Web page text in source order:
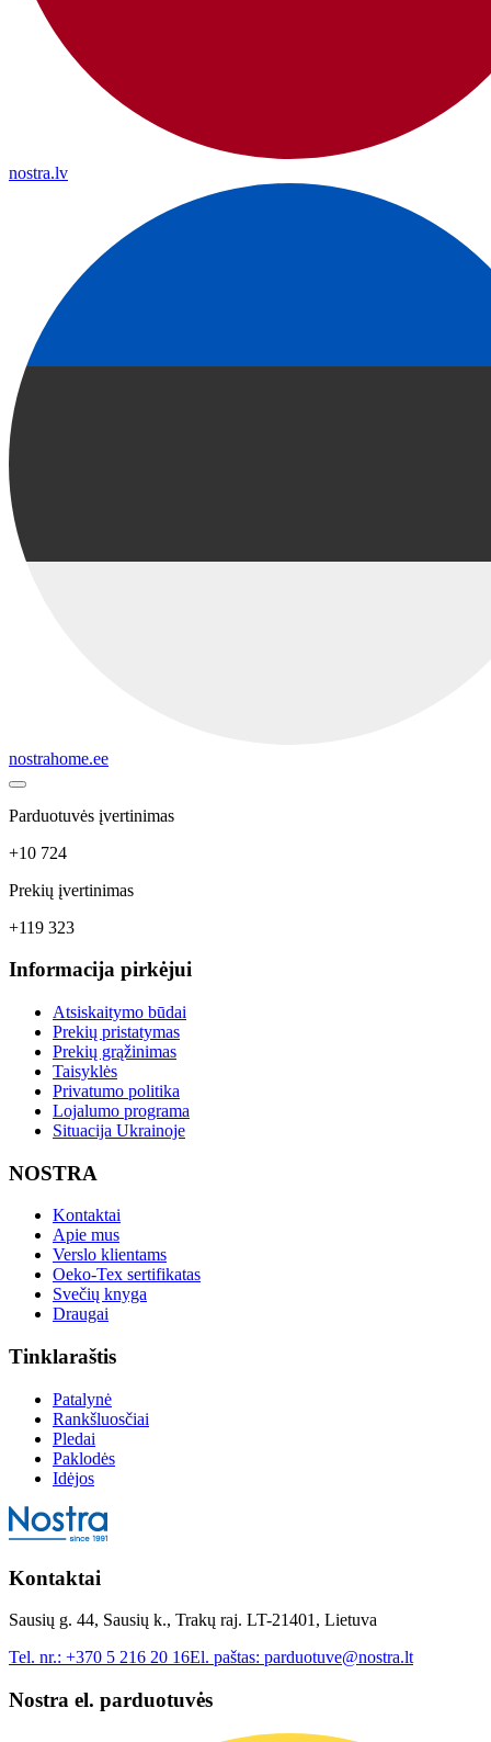
nostra.lv
nostrahome.ee
Parduotuvės įvertinimas
+10 724
Prekių įvertinimas
+119 323
Informacija pirkėjui
Atsiskaitymo būdai
Prekių pristatymas
Prekių grąžinimas
Taisyklės
Privatumo politika
Lojalumo programa
Situacija Ukrainoje
NOSTRA
Kontaktai
Apie mus
Verslo klientams
Oeko-Tex sertifikatas
Svečių knyga
Draugai
Tinklaraštis
Patalynė
Rankšluosčiai
Pledai
Paklodės
Idėjos
Kontaktai
Sausių g. 44, Sausių k., Trakų raj. LT-21401, Lietuva
Tel. nr.: +370 5 216 20 16El. paštas: parduotuve@nostra.lt
Nostra el. parduotuvės